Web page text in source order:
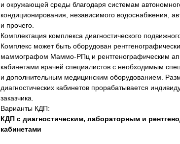
и окружающей среды благодаря системам
кондиционирования, независимого водоснабжения,
и прочего.
Комплектация комплекса диагностического
Комплекс может быть оборудован
маммографом Маммо-РПц и рентгенографическим
кабинетами врачей специалистов с необходимым
и дополнительным медицинским оборудованием.
диагностических кабинетов прорабатывается
заказчика.
Варианты КДП:
КДП с диагностическим, лабораторным и
кабинетами